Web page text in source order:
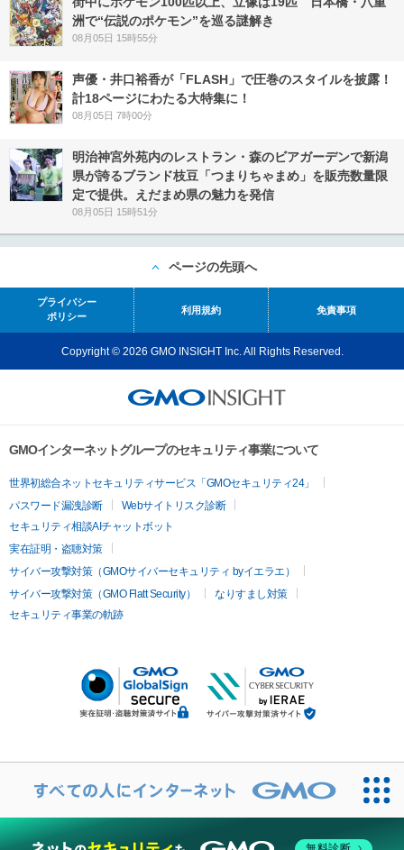
洲で“伝説のポケモン”を巡る謎解き
08月05日 15時55分
声優・井口裕香が「FLASH」で圧巻のスタイルを披露！
計18ページにわたる大特集に！
08月05日 7時00分
明治神宮外苑内のレストラン・森のビアガーデンで新潟
県が誇るブランド枝豆「つまりちゃまめ」を販売数量限
定で提供。えだまめ県の魅力を発信
08月05日 15時51分
ページの先頭へ
プライバシー
ポリシー
利用規約 免責事項
Copyright © 2026 GMO INSIGHT Inc. All Rights Reserved.
GMOインターネットグループのセキュリティ事業について
世界初総合ネットセキュリティサービス「GMOセキュリティ24」
パスワード漏洩診断
Webサイトリスク診断
セキュリティ相談AIチャットボット
実在証明・盗聴対策
サイバー攻撃対策（GMOサイバーセキュリティ byイエラエ）
サイバー攻撃対策（GMO Flatt Security）
なりすまし対策
セキュリティ事業の軌跡